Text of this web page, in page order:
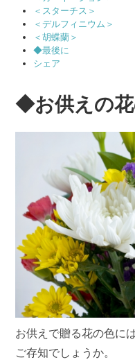
＜スターチス＞
＜デルフィニウム＞
＜胡蝶蘭＞
◆最後に
シェア
◆お供えの
お供えで贈る花の色に
ご存知でしょうか。